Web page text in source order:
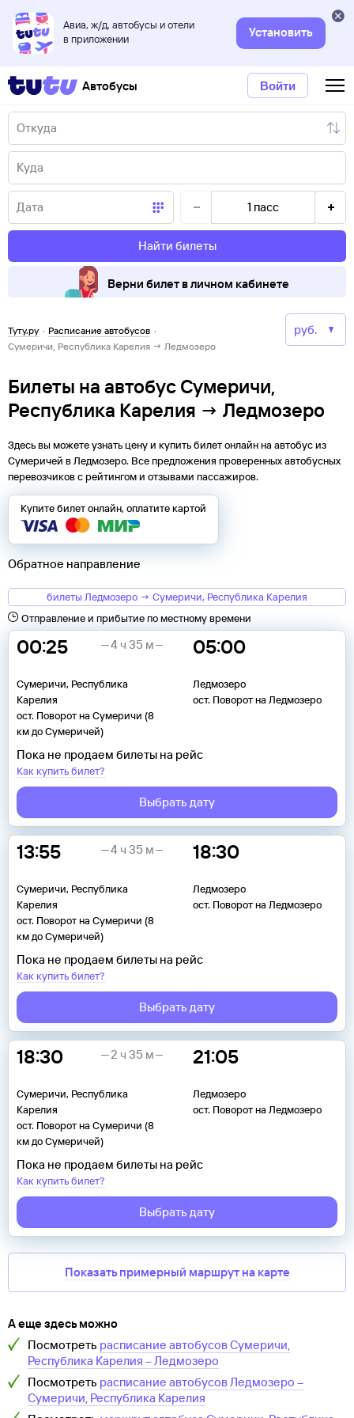
Авиа, ж/д, автобусы и отели
в приложении
Установить
Автобусы Войти
1 пасс
Найти билеты
Верни билет в личном кабинете
Туту.ру · Расписание автобусов ·
Сумеричи, Республика Карелия → Ледмозеро
Билеты на автобус Сумеричи,
Республика Карелия → Ледмозеро
Здесь вы можете узнать цену и купить билет онлайн на автобус из
Сумеричей в Ледмозеро. Все предложения проверенных автобусных
перевозчиков с рейтингом и отзывами пассажиров.
Купите билет онлайн, оплатите картой
Обратное направление
билеты Ледмозеро → Сумеричи, Республика Карелия
Отправление и прибытие по местному времени
00:25
Сумеричи, Республика
Карелия
ост. Поворот на Сумеричи (8
км до Сумеричей)
05:00
Ледмозеро
ост. Поворот на Ледмозеро
4 ч 35 м
Пока не продаем билеты на рейс
Как купить билет?
Выбрать дату
13:55
Сумеричи, Республика
Карелия
ост. Поворот на Сумеричи (8
км до Сумеричей)
18:30
Ледмозеро
ост. Поворот на Ледмозеро
4 ч 35 м
Пока не продаем билеты на рейс
Как купить билет?
Выбрать дату
18:30
Сумеричи, Республика
Карелия
ост. Поворот на Сумеричи (8
км до Сумеричей)
21:05
Ледмозеро
ост. Поворот на Ледмозеро
2 ч 35 м
Пока не продаем билеты на рейс
Как купить билет?
Выбрать дату
Показать примерный маршрут на карте
А еще здесь можно
Посмотреть расписание автобусовСумеричи,
Республика Карелия –Ледмозеро
Посмотреть расписание автобусовЛедмозеро –
Сумеричи, Республика Карелия